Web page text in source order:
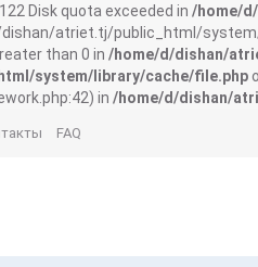
Disk quota exceeded in /home/
atriet.tj/public_html/
than 0 in /home/d/dishan/
system/library/cache/file.php
in /home/d/dishan/
FAQ